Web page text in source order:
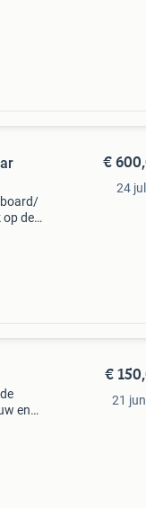
de
€
24
en
€
21